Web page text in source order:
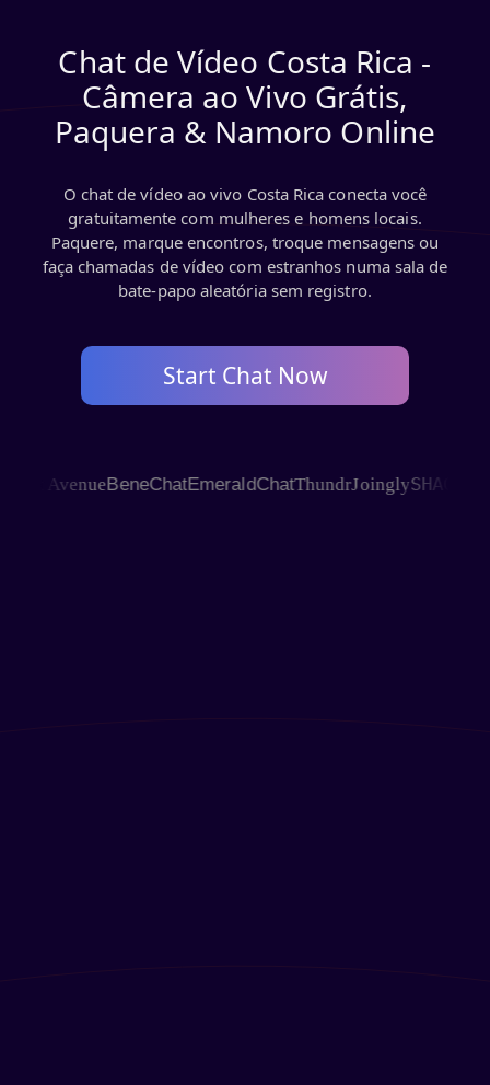
Chat de Vídeo Costa Rica -
Câmera ao Vivo Grátis,
Paquera & Namoro Online
O chat de vídeo ao vivo Costa Rica conecta você
gratuitamente com mulheres e homens locais.
Paquere, marque encontros, troque mensagens ou
faça chamadas de vídeo com estranhos numa sala de
bate-papo aleatória sem registro.
Start Chat Now
AvenueBeneChatEmeraldChatThundrJoinglySHAGLE